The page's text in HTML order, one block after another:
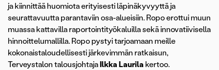
ja kiinnittää huomiota erityisesti läpinäkyvyyttä ja
seurattavuutta parantaviin osa-alueisiin. Ropo erottui muun
muassa kattavilla raportointityökaluilla sekä innovatiivisella
hinnoittelumallilla. Ropo pystyi tarjoamaan meille
kokonaistaloudellisesti järkevimmän ratkaisun,
Terveystalon talousjohtaja Ilkka Laurila kertoo.